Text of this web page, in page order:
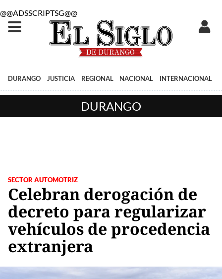
@@ADSSCRIPTSG@@
DURANGO JUSTICIA REGIONAL NACIONAL INTERNACIONAL
DURANGO
SECTOR AUTOMOTRIZ
Celebran derogación de
decreto para regularizar
vehículos de procedencia
extranjera